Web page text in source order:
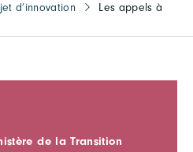
d’innovation
Les appels à
de la Transition